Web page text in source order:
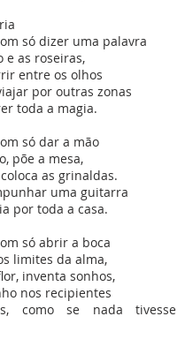
só dizer uma palavra
e as roseiras,
entre os olhos
por outras zonas
toda a magia.
só dar a mão
põe a mesa,
as grinaldas.
uma guitarra
por toda a casa.
só abrir a boca
limites da alma,
inventa sonhos,
nos recipientes
como se nada tivesse